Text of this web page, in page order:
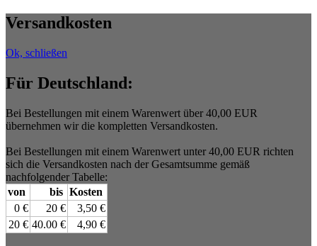
Versandkosten
Ok, schließen
Für Deutschland:
Bei Bestellungen mit einem Warenwert über 40,00 EUR
übernehmen wir die kompletten Versandkosten.
Bei Bestellungen mit einem Warenwert unter 40,00 EUR richten
sich die Versandkosten nach der Gesamtsumme gemäß
nachfolgender Tabelle:
von
bis Kosten
0 €
20 €
3,50 €
20 € 40.00 € 4,90 €